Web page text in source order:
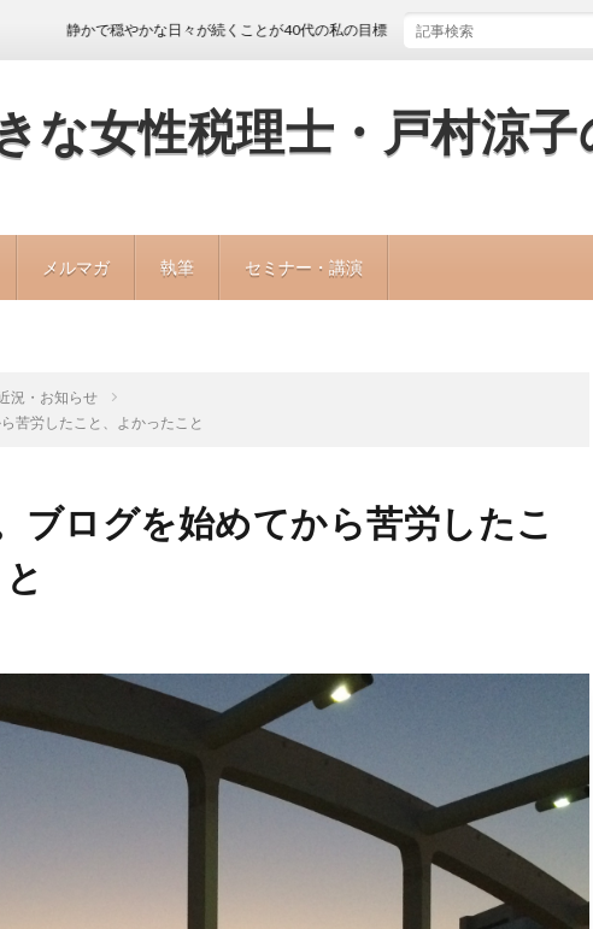
な女性税理士・戸村涼
メルマガ 執筆 セミナー・講演
静かで穏やかな日々が続くことが40代の私の目標
況・お知らせ
苦労したこと、よかったこと
ブログを始めてから苦労したこ